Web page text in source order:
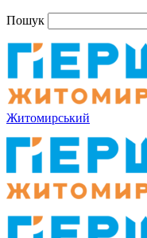
Пошук
Житомирський